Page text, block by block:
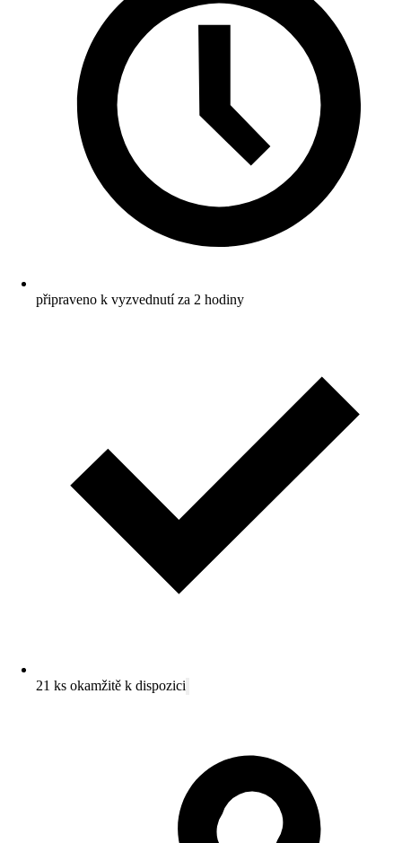
připraveno k vyzvednutí za 2 hodiny
21 ks okamžitě k dispozici